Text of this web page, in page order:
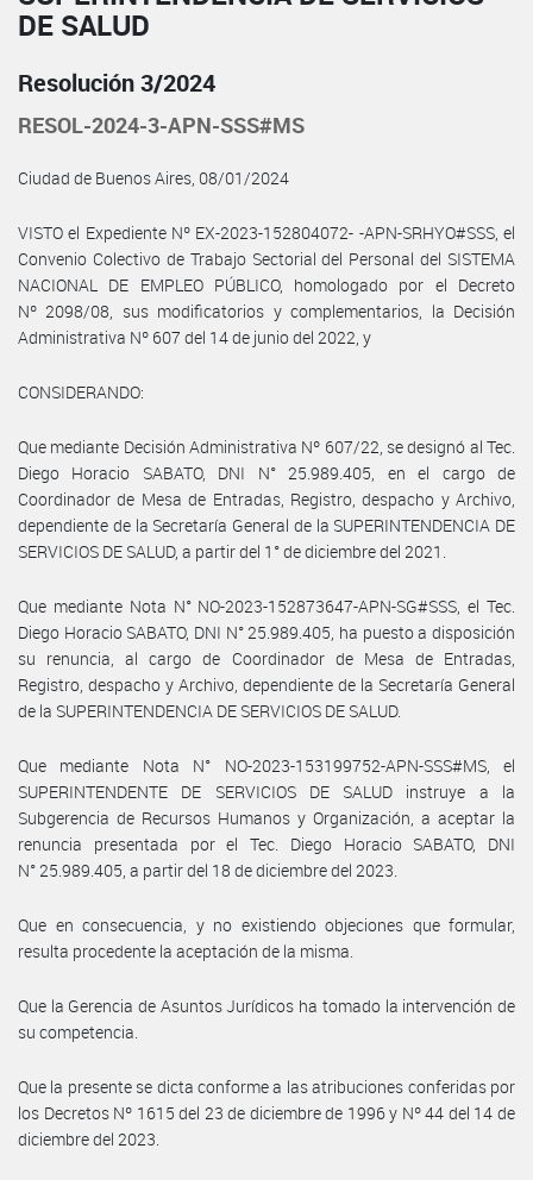
DE SALUD
Resolución 3/2024
RESOL-2024-3-APN-SSS#MS
Ciudad de Buenos Aires, 08/01/2024
VISTO el Expediente Nº EX-2023-152804072- -APN-SRHYO#SSS, el
Convenio Colectivo de Trabajo Sectorial del Personal del SISTEMA
NACIONAL DE EMPLEO PÚBLICO, homologado por el Decreto
Nº 2098/08, sus modificatorios y complementarios, la Decisión
Administrativa Nº 607 del 14 de junio del 2022, y
CONSIDERANDO:
Que mediante Decisión Administrativa Nº 607/22, se designó al Tec.
Diego Horacio SABATO, DNI N° 25.989.405, en el cargo de
Coordinador de Mesa de Entradas, Registro, despacho y Archivo,
dependiente de la Secretaría General de la SUPERINTENDENCIA DE
SERVICIOS DE SALUD, a partir del 1° de diciembre del 2021.
Que mediante Nota N° NO-2023-152873647-APN-SG#SSS, el Tec.
Diego Horacio SABATO, DNI N° 25.989.405, ha puesto a disposición
su renuncia, al cargo de Coordinador de Mesa de Entradas,
Registro, despacho y Archivo, dependiente de la Secretaría General
de la SUPERINTENDENCIA DE SERVICIOS DE SALUD.
Que mediante Nota N° NO-2023-153199752-APN-SSS#MS, el
SUPERINTENDENTE DE SERVICIOS DE SALUD instruye a la
Subgerencia de Recursos Humanos y Organización, a aceptar la
renuncia presentada por el Tec. Diego Horacio SABATO, DNI
N° 25.989.405, a partir del 18 de diciembre del 2023.
Que en consecuencia, y no existiendo objeciones que formular,
resulta procedente la aceptación de la misma.
Que la Gerencia de Asuntos Jurídicos ha tomado la intervención de
su competencia.
Que la presente se dicta conforme a las atribuciones conferidas por
los Decretos Nº 1615 del 23 de diciembre de 1996 y Nº 44 del 14 de
diciembre del 2023.